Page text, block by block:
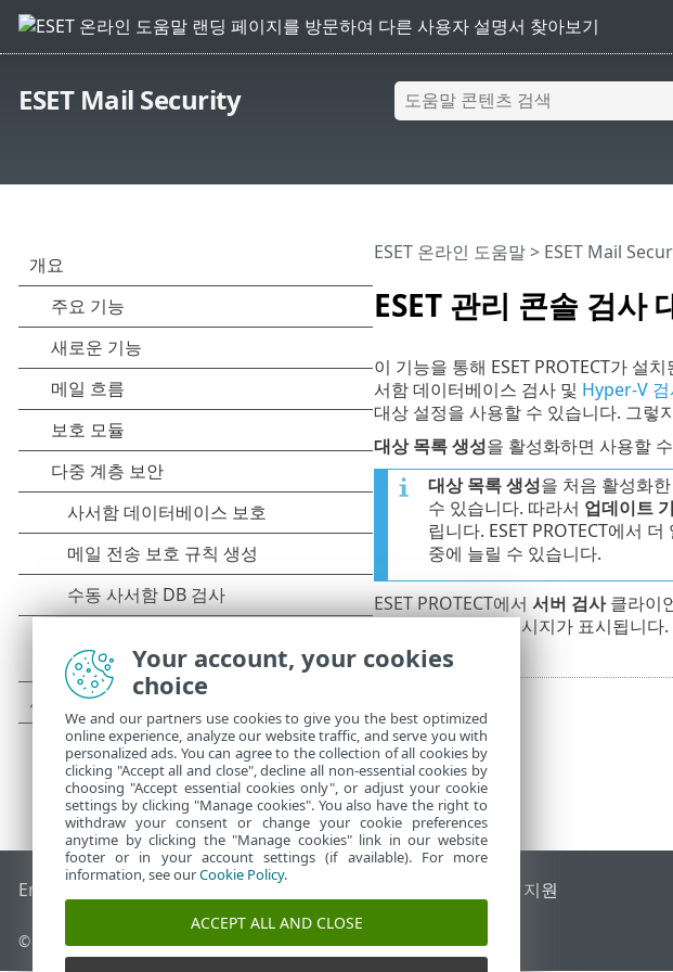
ESET Mail Security
ESET 관리 콘솔 검사
ESET 온라인 도움말> ESET Mail
이 기능을 통해 ESET PROTECT가 설
서함 데이터베이스 검사 및 Hyper-V
대상 설정을 사용할 수 있습니다. 그렇
대상 목록 생성을 활성화하면 사용할
대상 목록 생성을 처음 활성화
수 있습니다. 따라서 업데이트
립니다. ESET PROTECT에서
중에 늘릴 수 있습니다.
ESET PROTECT에서 서버 검사클라이
상을 선택하라는 메시지가 표시됩니다.
End of Life ESET 지식 베이스 ESET 포럼 국가별 지원
© 1992-2026ESET, spol. s r.o. - All rights reserved.
Your account, your cookies
choice
We and our partners use cookies to give you the best optimized
online experience, analyze our website traffic, and serve you with
personalized ads. You can agree to the collection of all cookies by
clicking "Accept all and close", decline all non-essential cookies by
choosing "Accept essential cookies only", or adjust your cookie
settings by clicking "Manage cookies". You also have the right to
withdraw your consent or change your cookie preferences
anytime by clicking the "Manage cookies" link in our website
footer or in your account settings (if available). For more
information, see ourCookie Policy.
ACCEPT ALL AND CLOSE